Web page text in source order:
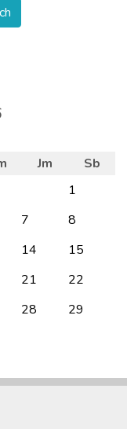
Jm
Sb
1
7
8
14
15
21
22
28
29